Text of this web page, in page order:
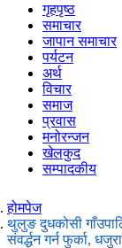
गृहपृष्ठ
समाचार
जापान समाचार
पर्यटन
अर्थ
विचार
समाज
प्रवास
मनोरन्जन
खेलकुद
सम्पादकीय
होमपेज
थुलुङ दुधकोसी
संवर्द्धन गर्न फुर्का,